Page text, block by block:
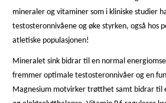
mineraler og vitaminer som i kliniske studier
testosteronnivåene og øke styrken, også hos
atletiske populasjonen!
Mineralet sink bidrar til en normal
fremmer optimale testosteronnivåer og en
Magnesium motvirker trøtthet samt bidrar til